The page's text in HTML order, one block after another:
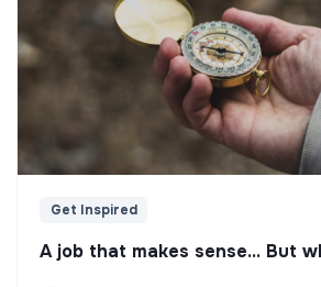
Get Inspired
A job that makes sense... But